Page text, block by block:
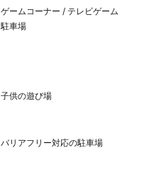
ゲームコーナー / テレビゲーム
駐車場
子供の遊び場
バリアフリー対応の駐車場